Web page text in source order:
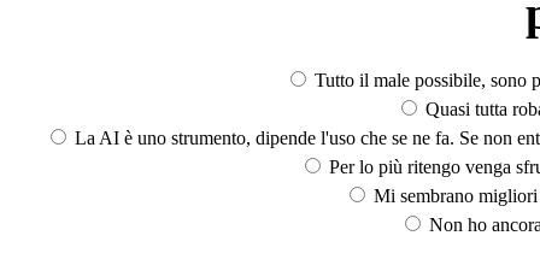
Tutto il male possibile, sono
Quasi tutta
La AI è uno strumento, dipende l'uso che se ne fa. Se non
Per lo più ritengo venga
Mi sembrano
Non ho